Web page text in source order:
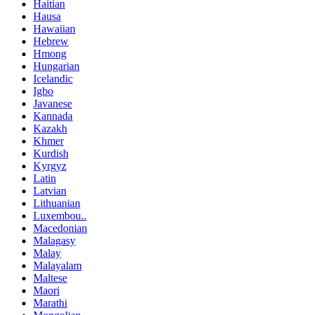
Haitian
Hausa
Hawaiian
Hebrew
Hmong
Hungarian
Icelandic
Igbo
Javanese
Kannada
Kazakh
Khmer
Kurdish
Kyrgyz
Latin
Latvian
Lithuanian
Luxembou..
Macedonian
Malagasy
Malay
Malayalam
Maltese
Maori
Marathi